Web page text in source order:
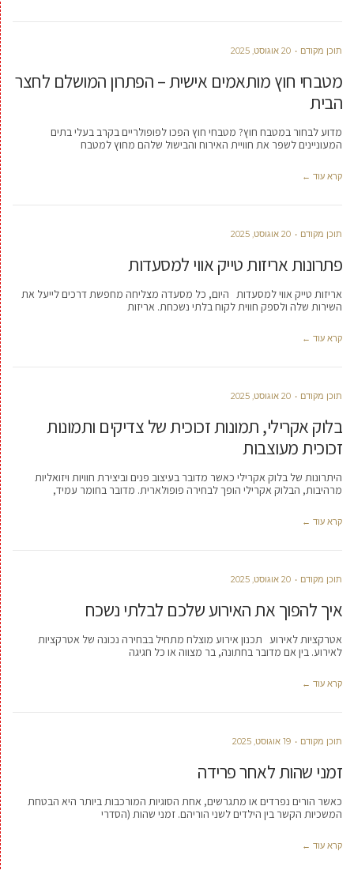
תוכן מקודם 20 אוגוסט, 2025
מטבחי חוץ מותאמים אישית – הפתרון המושלם לחצר
הבית
מדוע לבחור במטבח חוץ? מטבחי חוץ הפכו לפופולריים בקרב בעלי בתים
המעוניינים לשפר את חוויית האירוח והבישול שלהם מחוץ למטבח
קרא עוד ←
תוכן מקודם 20 אוגוסט, 2025
פתרונות אריזות טייק אווי למסעדות
אריזות טייק אווי למסעדות היום, כל מסעדה מצליחה מחפשת דרכים לייעל את
השירות שלה ולספק חווית לקוח בלתי נשכחת. אריזות
קרא עוד ←
תוכן מקודם 20 אוגוסט, 2025
בלוק אקרילי, תמונות זכוכית של צדיקים ותמונות
זכוכית מעוצבות
היתרונות של בלוק אקרילי כאשר מדובר בעיצוב פנים וביצירת חוויות ויזואליות
מרהיבות, הבלוק אקרילי הופך לבחירה פופולארית. מדובר בחומר עמיד,
קרא עוד ←
תוכן מקודם 20 אוגוסט, 2025
איך להפוך את האירוע שלכם לבלתי נשכח
אטרקציות לאירוע תכנון אירוע מוצלח מתחיל בבחירה נכונה של אטרקציות
לאירוע. בין אם מדובר בחתונה, בר מצווה או כל חגיגה
קרא עוד ←
תוכן מקודם 19 אוגוסט, 2025
זמני שהות לאחר פרידה
כאשר הורים נפרדים או מתגרשים, אחת הסוגיות המורכבות ביותר היא הבטחת
המשכיות הקשר בין הילדים לשני הוריהם. זמני שהות (הסדרי
קרא עוד ←